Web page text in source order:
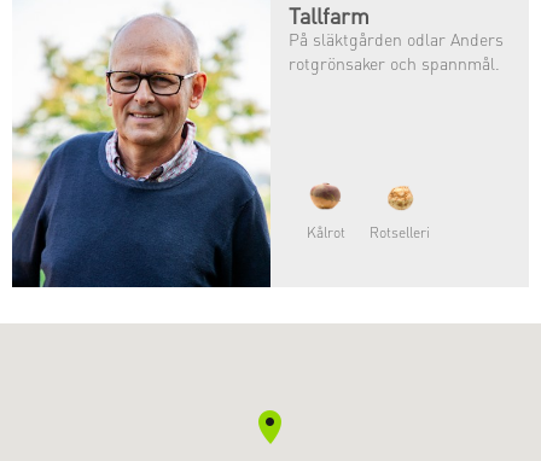
Tallfarm
På släktgården odlar Anders
rotgrönsaker och spannmål.
Kålrot Rotselleri